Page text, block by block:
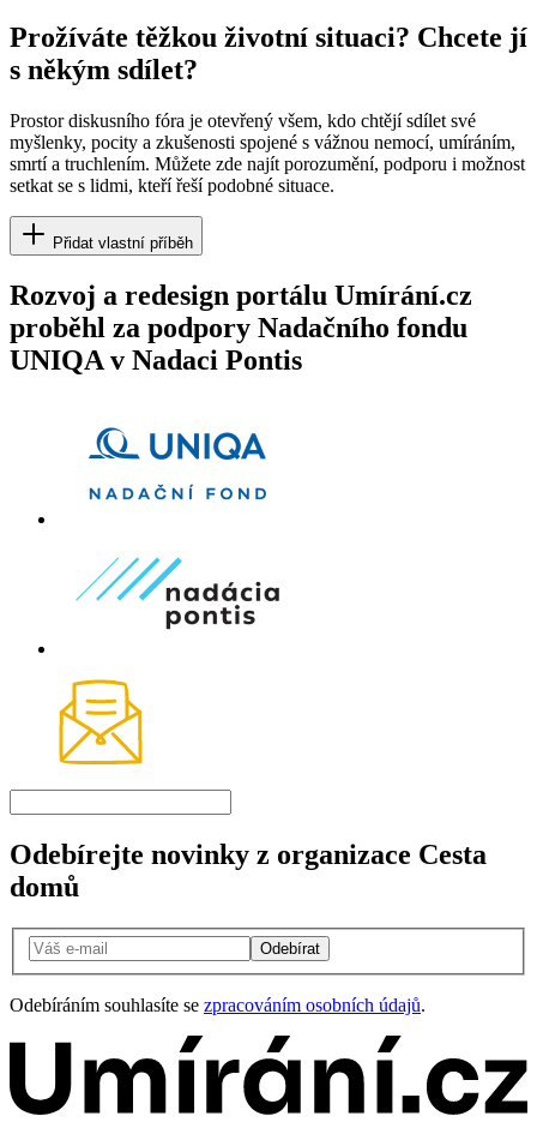
Prožíváte těžkou životní situaci? Chcete jí
s někým sdílet?
Prostor diskusního fóra je otevřený všem, kdo chtějí sdílet své
myšlenky, pocity a zkušenosti spojené s vážnou nemocí, umíráním,
smrtí a truchlením. Můžete zde najít porozumění, podporu i možnost
setkat se s lidmi, kteří řeší podobné situace.
Přidat vlastní příběh
Rozvoj a redesign portálu Umírání.cz
proběhl za podpory Nadačního fondu
UNIQA v Nadaci Pontis
Odebírejte novinky z organizace Cesta
domů
Odebírat
Odebíráním souhlasíte se zpracováním osobních údajů.